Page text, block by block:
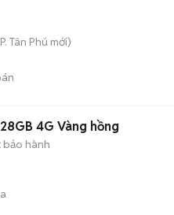
P. Tân Phú mới)
4G Vàng hồng
bảo hành